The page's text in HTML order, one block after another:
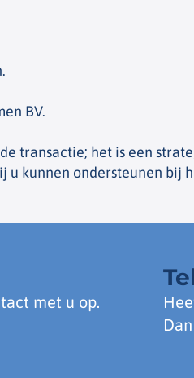
BV.
transactie; het is een
u kunnen ondersteunen bij
met u op.